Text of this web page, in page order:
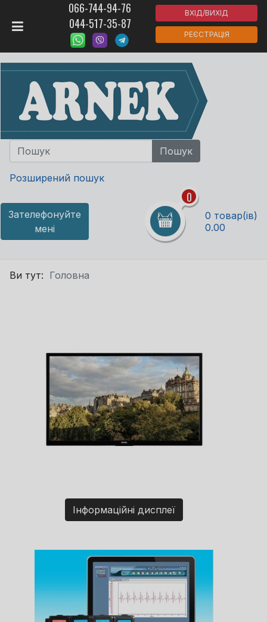
066-744-94-76
044-517-35-87
ВХІД/ВИХІД
РЕЄСТРАЦІЯ
Розширений пошук
Зателефонуйте
мені
0
0 товар(ів)
0.00
Ви тут: Головна
Інформаційні дисплеї